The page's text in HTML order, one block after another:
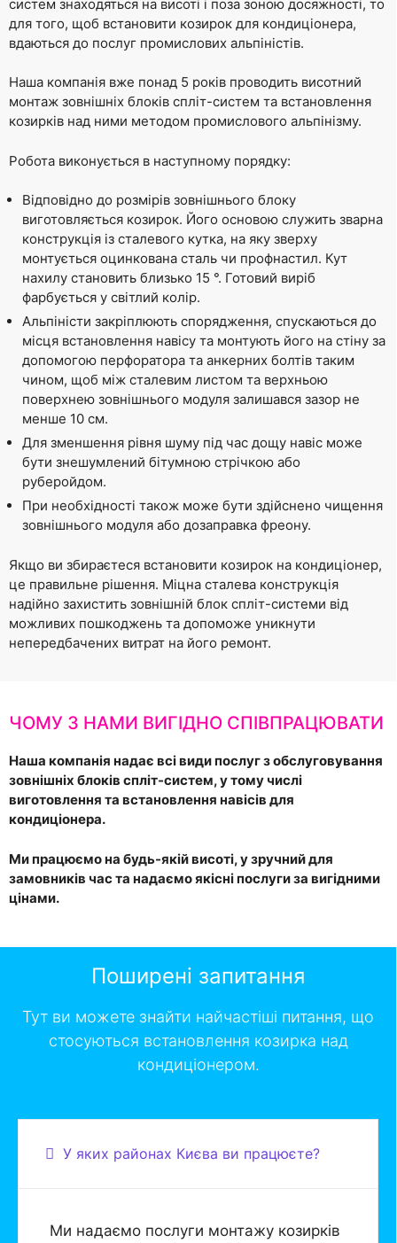
систем знаходяться на висоті і поза зоною досяжності, то
для того, щоб встановити козирок для кондиціонера,
вдаються до послуг промислових альпіністів.
Наша компанія вже понад 5 років проводить висотний
монтаж зовнішніх блоків спліт-систем та встановлення
козирків над ними методом промислового альпінізму.
Робота виконується в наступному порядку:
Відповідно до розмірів зовнішнього блоку
виготовляється козирок. Його основою служить зварна
конструкція із сталевого кутка, на яку зверху
монтується оцинкована сталь чи профнастил. Кут
нахилу становить близько 15 °. Готовий виріб
фарбується у світлий колір.
Альпіністи закріплюють спорядження, спускаються до
місця встановлення навісу та монтують його на стіну за
допомогою перфоратора та анкерних болтів таким
чином, щоб між сталевим листом та верхньою
поверхнею зовнішнього модуля залишався зазор не
менше 10 см.
Для зменшення рівня шуму під час дощу навіс може
бути знешумлений бітумною стрічкою або
руберойдом.
При необхідності також може бути здійснено чищення
зовнішнього модуля або дозаправка фреону.
Якщо ви збираєтеся встановити козирок на кондиціонер,
це правильне рішення. Міцна сталева конструкція
надійно захистить зовнішній блок спліт-системи від
можливих пошкоджень та допоможе уникнути
непередбачених витрат на його ремонт.
ЧОМУ З НАМИ ВИГІДНО СПІВПРАЦЮВАТИ
Наша компанія надає всі види послуг з обслуговування
зовнішніх блоків спліт-систем, у тому числі
виготовлення та встановлення навісів для
кондиціонера.
Ми працюємо на будь-якій висоті, у зручний для
замовників час та надаємо якісні послуги за вигідними
цінами.
Поширені запитання
Тут ви можете знайти найчастіші питання, що
стосуються встановлення козирка над
кондиціонером.
У яких районах Києва ви працюєте?
Ми надаємо послуги монтажу козирків